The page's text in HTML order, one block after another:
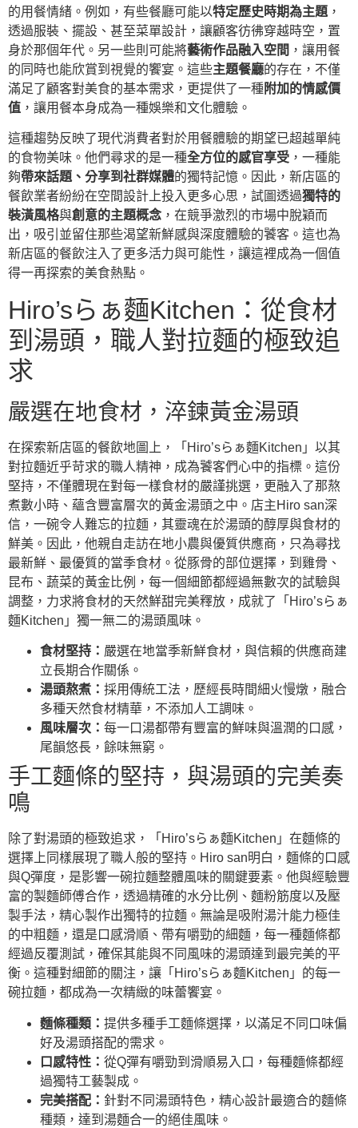
的用餐情緒。例如，有些餐廳可能以特定歷史時期為主題 ，
透過服裝、擺設、甚至菜單設計，讓顧客彷彿穿越時空，置
身於那個年代。另一些則可能將藝術作品融入空間 ，讓用餐
的同時也能欣賞到視覺的饗宴。這些主題餐廳的存在，不僅
滿足了顧客對美食的基本需求，更提供了一種附加的情感價
值 ，讓用餐本身成為一種娛樂和文化體驗。
這種趨勢反映了現代消費者對於用餐體驗的期望已超越單純
的食物美味。他們尋求的是一種全方位的感官享受 ，一種能
夠帶來話題、分享到社群媒體的獨特記憶。因此，新店區的
餐飲業者紛紛在空間設計上投入更多心思，試圖透過獨特的
裝潢風格與創意的主題概念 ，在競爭激烈的市場中脫穎而
出，吸引並留住那些渴望新鮮感與深度體驗的饕客。這也為
新店區的餐飲注入了更多活力與可能性，讓這裡成為一個值
得一再探索的美食熱點。
Hiro’sらぁ麵Kitchen：從食材
到湯頭，職人對拉麵的極致追
求
嚴選在地食材，淬鍊黃金湯頭
在探索新店區的餐飲地圖上，「Hiro’sらぁ麵Kitchen」以其
對拉麵近乎苛求的職人精神，成為饕客們心中的指標。這份
堅持，不僅體現在對每一樣食材的嚴謹挑選，更融入了那熬
煮數小時、蘊含豐富層次的黃金湯頭之中。店主Hiro san深
信，一碗令人難忘的拉麵，其靈魂在於湯頭的醇厚與食材的
鮮美。因此，他親自走訪在地小農與優質供應商，只為尋找
最新鮮、最優質的當季食材。從豚骨的部位選擇，到雞骨、
昆布、蔬菜的黃金比例，每一個細節都經過無數次的試驗與
調整，力求將食材的天然鮮甜完美釋放，成就了「Hiro’sらぁ
麵Kitchen」獨一無二的湯頭風味。
食材堅持： 嚴選在地當季新鮮食材，與信賴的供應商建
立長期合作關係。
湯頭熬煮： 採用傳統工法，歷經長時間細火慢燉，融合
多種天然食材精華，不添加人工調味。
風味層次： 每一口湯都帶有豐富的鮮味與溫潤的口感，
尾韻悠長，餘味無窮。
手工麵條的堅持，與湯頭的完美奏
鳴
除了對湯頭的極致追求，「Hiro’sらぁ麵Kitchen」在麵條的
選擇上同樣展現了職人般的堅持。Hiro san明白，麵條的口感
與Q彈度，是影響一碗拉麵整體風味的關鍵要素。他與經驗豐
富的製麵師傅合作，透過精確的水分比例、麵粉筋度以及壓
製手法，精心製作出獨特的拉麵。無論是吸附湯汁能力極佳
的中粗麵，還是口感滑順、帶有嚼勁的細麵，每一種麵條都
經過反覆測試，確保其能與不同風味的湯頭達到最完美的平
衡。這種對細節的關注，讓「Hiro’sらぁ麵Kitchen」的每一
碗拉麵，都成為一次精緻的味蕾饗宴。
麵條種類： 提供多種手工麵條選擇，以滿足不同口味偏
好及湯頭搭配的需求。
口感特性： 從Q彈有嚼勁到滑順易入口，每種麵條都經
過獨特工藝製成。
完美搭配： 針對不同湯頭特色，精心設計最適合的麵條
種類，達到湯麵合一的絕佳風味。